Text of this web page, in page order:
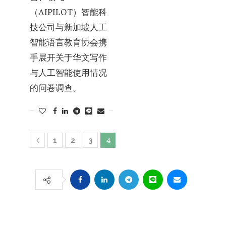
（AIPILOT）智能科
技公司与新加坡人工
智能语言教育协会携
手展开关于华文写作
与人工智能使用情况
的问卷调查。
1 2 3 4